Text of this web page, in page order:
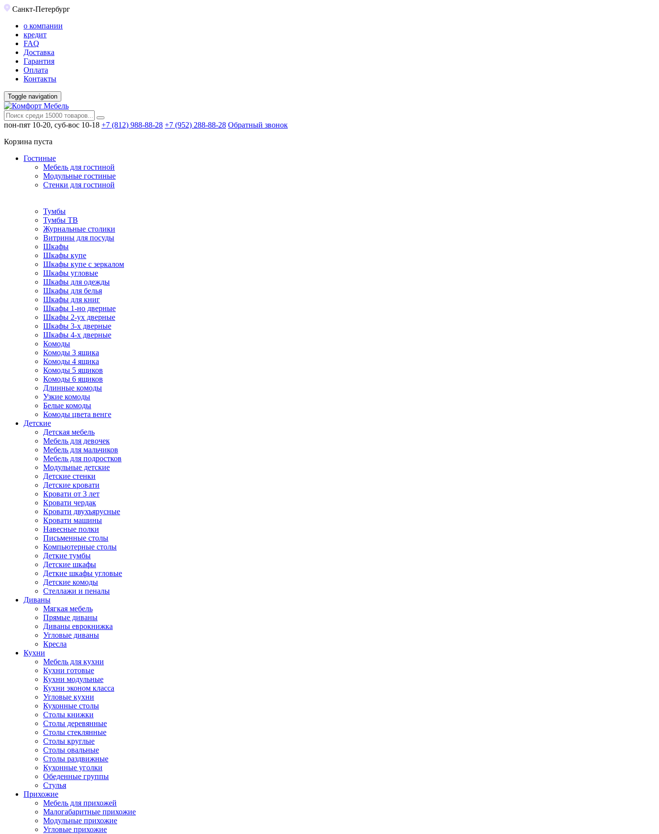
Санкт-Петербург
о компании
кредит
FAQ
Доставка
Гарантия
Оплата
Контакты
Toggle navigation
пон-пят 10-20, суб-вос 10-18 +7 (812) 988-88-28 +7 (952) 288-88-28 Обратный звонок
Корзина пуста
Гостиные
Мебель для гостиной
Модульные гостиные
Стенки для гостиной
Тумбы
Тумбы ТВ
Журнальные столики
Витрины для посуды
Шкафы
Шкафы купе
Шкафы купе с зеркалом
Шкафы угловые
Шкафы для одежды
Шкафы для белья
Шкафы для книг
Шкафы 1-но дверные
Шкафы 2-ух дверные
Шкафы 3-х дверные
Шкафы 4-х дверные
Комоды
Комоды 3 ящика
Комоды 4 ящика
Комоды 5 ящиков
Комоды 6 ящиков
Длинные комоды
Узкие комоды
Белые комоды
Комоды цвета венге
Детские
Детская мебель
Мебель для девочек
Мебель для мальчиков
Мебель для подростков
Модульные детские
Детские стенки
Детские кровати
Кровати от 3 лет
Кровати чердак
Кровати двухъярусные
Кровати машины
Навесные полки
Письменные столы
Компьютерные столы
Деткие тумбы
Детские шкафы
Деткие шкафы угловые
Детские комоды
Стеллажи и пеналы
Диваны
Мягкая мебель
Прямые диваны
Диваны еврокнижка
Угловые диваны
Кресла
Кухни
Мебель для кухни
Кухни готовые
Кухни модульные
Кухни эконом класса
Угловые кухни
Кухонные столы
Столы книжки
Столы деревянные
Столы стеклянные
Столы круглые
Столы овальные
Столы раздвижные
Кухонные уголки
Обеденные группы
Стулья
Прихожие
Мебель для прихожей
Малогабаритные прихожие
Модульные прихожие
Угловые прихожие